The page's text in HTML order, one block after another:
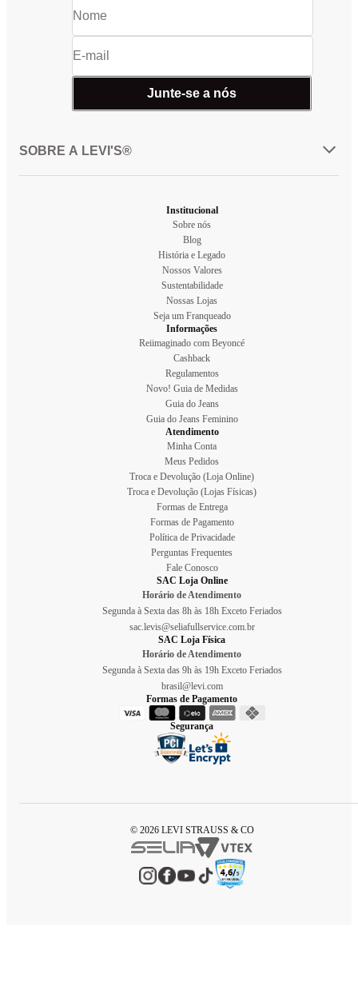
Junte-se a nós
SOBRE A LEVI'S®
Institucional
Sobre nós
Blog
História e Legado
Nossos Valores
Sustentabilidade
Nossas Lojas
Seja um Franqueado
Informações
Reiimaginado com Beyoncé
Cashback
Regulamentos
Novo! Guia de Medidas
Guia do Jeans
Guia do Jeans Feminino
Atendimento
Minha Conta
Meus Pedidos
Troca e Devolução (Loja Online)
Troca e Devolução (Lojas Físicas)
Formas de Entrega
Formas de Pagamento
Política de Privacidade
Perguntas Frequentes
Fale Conosco
SAC Loja Online
Horário de Atendimento
Segunda à Sexta das 8h às 18h Exceto Feriados
sac.levis@seliafullservice.com.br
SAC Loja Física
Horário de Atendimento
Segunda à Sexta das 9h às 19h Exceto Feriados
brasil@levi.com
Formas de Pagamento
Segurança
© 2026 LEVI STRAUSS & CO